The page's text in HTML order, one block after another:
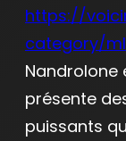
https://
category/
Nandrolone
présente
puissants